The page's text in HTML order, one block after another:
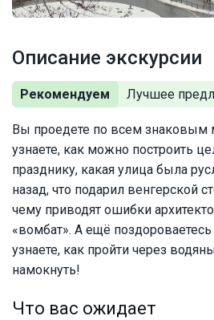
Описание экскурсии
Рекомендуем
Вы проедете по всем знаковым
узнаете, как можно построить
празднику, какая улица была
назад, что подарил венгерской
чему приводят ошибки
«вомбат». А ещё
узнаете, как пройти через
намокнуть!
Что вас ожидает